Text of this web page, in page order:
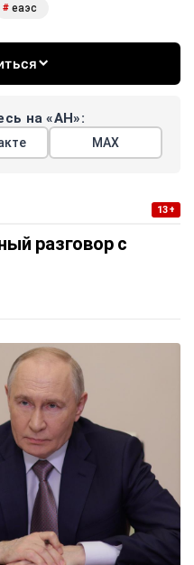
# еаэс
на «АН»:
МАХ
13+
разговор с